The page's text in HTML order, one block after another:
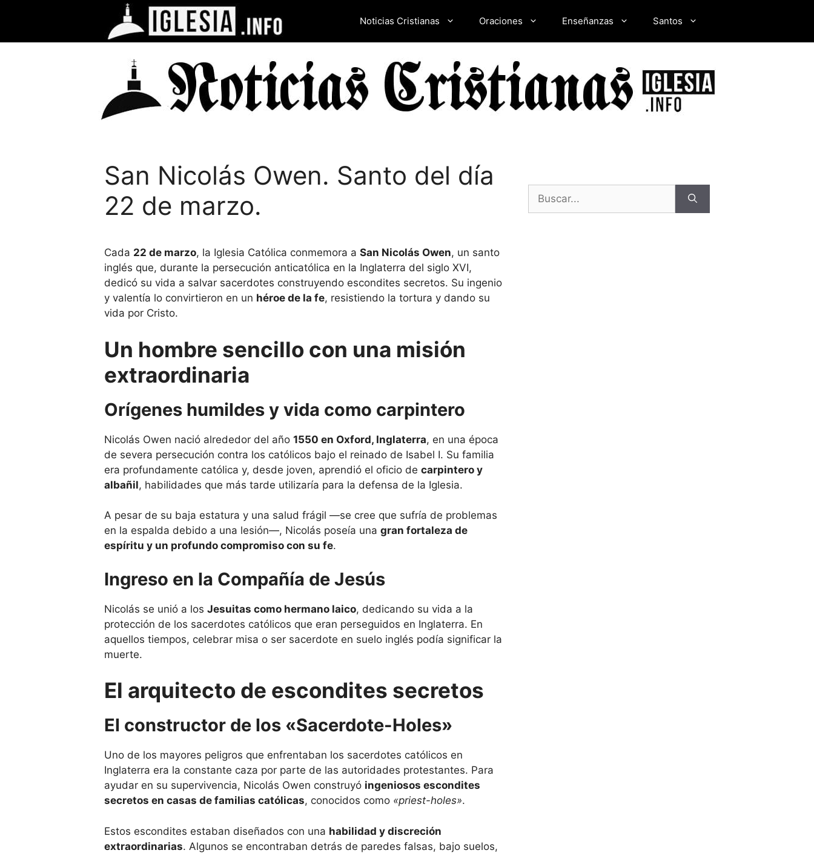
Noticias Cristianas Oraciones Enseñanzas Santos
San Nicolás Owen. Santo del día
22 de marzo.
Cada 22 de marzo, la Iglesia Católica conmemora a San Nicolás Owen, un santo
inglés que, durante la persecución anticatólica en la Inglaterra del siglo XVI,
dedicó su vida a salvar sacerdotes construyendo escondites secretos. Su ingenio
y valentía lo convirtieron en un héroe de la fe, resistiendo la tortura y dando su
vida por Cristo.
Un hombre sencillo con una misión
extraordinaria
Orígenes humildes y vida como carpintero
Nicolás Owen nació alrededor del año 1550 en Oxford, Inglaterra, en una época
de severa persecución contra los católicos bajo el reinado de Isabel I. Su familia
era profundamente católica y, desde joven, aprendió el oficio de carpintero y
albañil, habilidades que más tarde utilizaría para la defensa de la Iglesia.
A pesar de su baja estatura y una salud frágil —se cree que sufría de problemas
en la espalda debido a una lesión—, Nicolás poseía una gran fortaleza de
espíritu y un profundo compromiso con su fe.
Ingreso en la Compañía de Jesús
Nicolás se unió a los Jesuitas como hermano laico, dedicando su vida a la
protección de los sacerdotes católicos que eran perseguidos en Inglaterra. En
aquellos tiempos, celebrar misa o ser sacerdote en suelo inglés podía significar la
muerte.
El arquitecto de escondites secretos
El constructor de los «Sacerdote-Holes»
Uno de los mayores peligros que enfrentaban los sacerdotes católicos en
Inglaterra era la constante caza por parte de las autoridades protestantes. Para
ayudar en su supervivencia, Nicolás Owen construyó ingeniosos escondites
secretos en casas de familias católicas, conocidos como «priest-holes».
Estos escondites estaban diseñados con una habilidad y discreción
extraordinarias. Algunos se encontraban detrás de paredes falsas, bajo suelos,